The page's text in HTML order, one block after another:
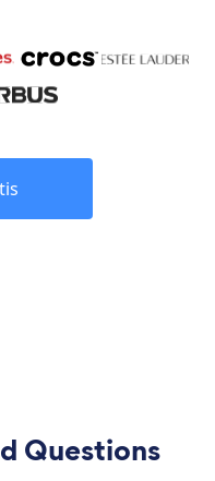
Questions